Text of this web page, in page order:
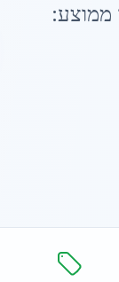
ממוצע: